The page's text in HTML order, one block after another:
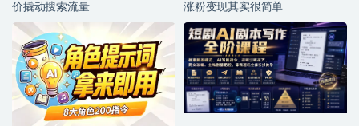
价撬动搜索流量
涨粉变现其实很简单